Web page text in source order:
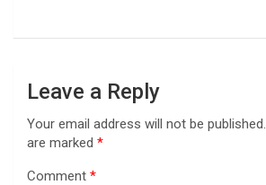
Leave a Reply
Your email address will not be published.
are marked *
Comment *